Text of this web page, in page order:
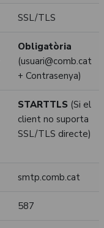
SSL/TLS
Obligatòria
(usuari@comb.cat
+ Contrasenya)
STARTTLS (Si el
client no suporta
SSL/TLS directe)
smtp.comb.cat
587